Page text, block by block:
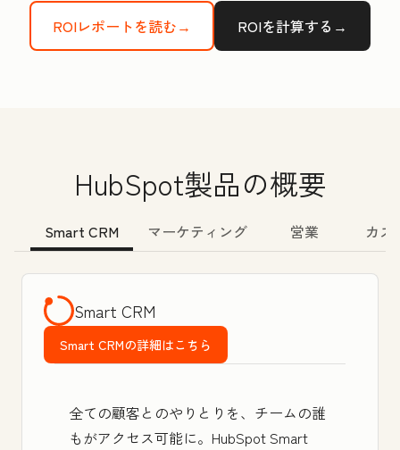
ROIレポートを読む→ ROIを計算する→
HubSpot製品の概要
Smart CRM マーケティング 営業 カス
Smart CRM
全ての顧客とのやりとりを、チームの誰
もがアクセス可能に。 HubSpot Smart
Smart CRMの詳細はこちら